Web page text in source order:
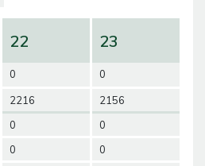
22
0
2216
0
0
23
0
2156
0
0